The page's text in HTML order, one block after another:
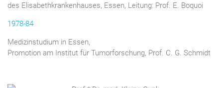
des Elisabethkrankenhauses, Essen, Leitung: Prof. E. Boquoi
1978-84
Medizinstudium in Essen,
Promotion am Institut für Tumorforschung, Prof. C. G. Schmidt